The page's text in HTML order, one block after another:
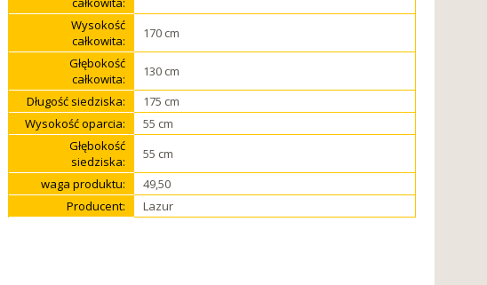
Wysokość
całkowita:
170 cm
Głębokość
całkowita:
130 cm
Długość siedziska:
175 cm
Wysokość oparcia:
55 cm
Głębokość
siedziska:
55 cm
waga produktu:
49,50
Producent:
Lazur